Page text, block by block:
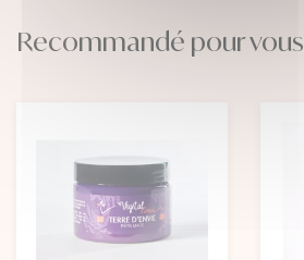
Recommandé pour vous